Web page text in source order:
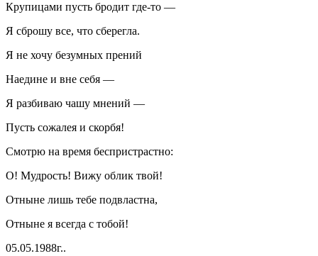
Крупицами пусть бродит где-то —
Я сброшу все, что сберегла.
Я не хочу безумных прений
Наедине и вне себя —
Я разбиваю чашу мнений —
Пусть сожалея и скорбя!
Смотрю на время беспристрастно:
О! Мудрость! Вижу облик твой!
Отныне лишь тебе подвластна,
Отныне я всегда с тобой!
05.05.1988г..